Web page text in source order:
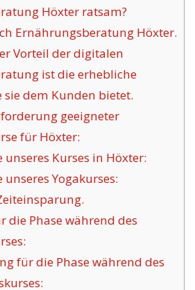
Höxter ratsam?
Ernährungsberatung Höxter.
Vorteil der digitalen
ist die erhebliche
dem Kunden bietet.
geeigneter
für Höxter:
unseres Kurses in Höxter:
unseres Yogakurses:
die Phase während des
für die Phase während des